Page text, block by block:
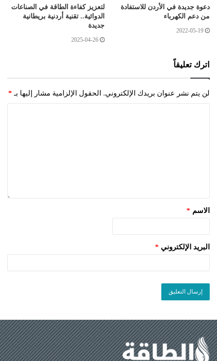
دعوة جديدة في الأردن للاستفادة
من دعم الكهرباء
2022-05-19
لتعزيز كفاءة الطاقة في الصناعات
الدوائية.. تقنية أردنية بريطانية
جديدة
2025-04-26
اترك تعليقاً
لن يتم نشر عنوان بريدك الإلكتروني. الحقول الإلزامية مشار إليها بـ *
الاسم *
البريد الإلكتروني *